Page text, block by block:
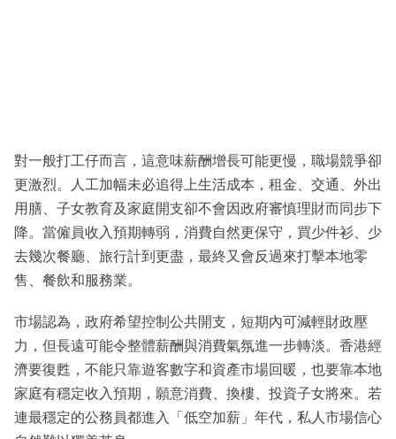
對一般打工仔而言，這意味薪酬增長可能更慢，職場競爭卻
更激烈。人工加幅未必追得上生活成本，租金、交通、外出
用膳、子女教育及家庭開支卻不會因政府審慎理財而同步下
降。當僱員收入預期轉弱，消費自然更保守，買少件衫、少
去幾次餐廳、旅行計到更盡，最終又會反過來打擊本地零
售、餐飲和服務業。
市場認為，政府希望控制公共開支，短期內可減輕財政壓
力，但長遠可能令整體薪酬與消費氣氛進一步轉淡。香港經
濟要復甦，不能只靠遊客數字和資產市場回暖，也要靠本地
家庭有穩定收入預期，願意消費、換樓、投資子女將來。若
連最穩定的公務員都進入「低空加薪」年代，私人市場信心